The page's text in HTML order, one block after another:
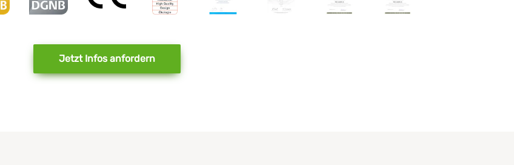
Jetzt Infos anfordern